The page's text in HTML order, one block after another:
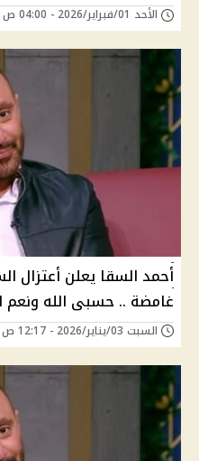
الأحد 01/فبراير/2026 - 04:00 ص
أحمد السقا يعلن أعتزال
غامضة .. حسبى الله ونعم
السبت 03/يناير/2026 - 12:17 ص